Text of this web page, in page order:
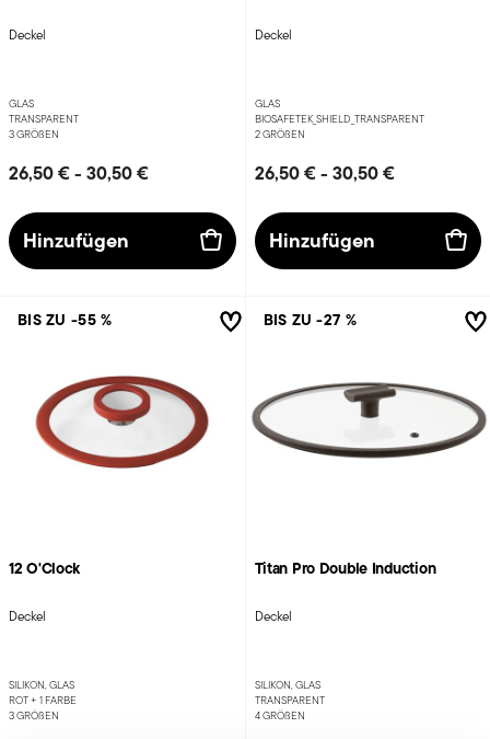
Deckel
GLAS
TRANSPARENT
3 GRÖßEN
26,50 €- 30,50 €
Hinzufügen
Deckel
GLAS
BIOSAFETEK_SHIELD_TRANSPARENT
2 GRÖßEN
26,50 €- 30,50 €
Hinzufügen
12 O'Clock
Deckel
SILIKON, GLAS
ROT + 1 FARBE
3 GRÖßEN
BIS ZU -55 %
Titan Pro Double Induction
Deckel
SILIKON, GLAS
TRANSPARENT
4 GRÖßEN
BIS ZU -27 %